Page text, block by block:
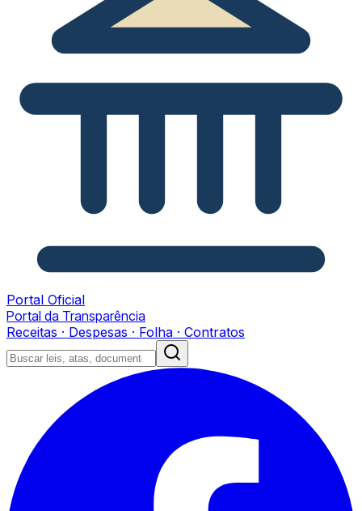
Portal Oficial
Portal da Transparência
Receitas · Despesas · Folha · Contratos